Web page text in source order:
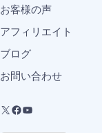
お客様の声
アフィリエイト
ブログ
お問い合わせ